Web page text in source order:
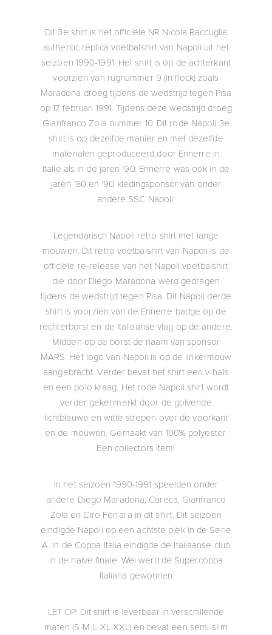
Dit 3e shirt is het officiële NR Nicola Raccuglia
authentic replica voetbalshirt van Napoli uit het
seizoen 1990-1991. Het shirt is op de achterkant
voorzien van rugnummer 9 (in flock) zoals
Maradona droeg tijdens de wedstrijd tegen Pisa
op 17 februari 1991. Tijdens deze wedstrijd droeg
Gianfranco Zola nummer 10. Dit rode Napoli 3e
shirt is op dezelfde manier en met dezelfde
materialen geproduceerd door Ennerre in
Italië als in de jaren '90. Ennerre was ook in de
jaren '80 en '90 kledingsponsor van onder
andere SSC Napoli.
Legendarisch Napoli retro shirt met lange
mouwen. Dit retro voetbalshirt van Napoli is de
officiële re-release van het Napoli voetbalshirt
die door Diego Maradona werd gedragen
tijdens de wedstrijd tegen Pisa. Dit Napoli derde
shirt is voorzien van de Ennerre badge op de
rechterborst en de Italiaanse vlag op de andere.
Midden op de borst de naam van sponsor
MARS. Het logo van Napoli is op de linkermouw
aangebracht. Verder bevat het shirt een v-hals
en een polo kraag. Het rode Napoli shirt wordt
verder gekenmerkt door de golvende
lichtblauwe en witte strepen over de voorkant
en de mouwen. Gemaakt van 100% polyester.
Een collectors item!
In het seizoen 1990-1991 speelden onder
andere Diego Maradona, Careca, Gianfranco
Zola en Ciro Ferrara in dit shirt. Dit seizoen
eindigde Napoli op een achtste plek in de Serie
A. In de Coppa Italia eindigde de Italiaanse club
in de halve finale. Wel werd de Supercoppa
Italiana gewonnen
LET OP: Dit shirt is leverbaar in verschillende
maten (S-M-L-XL-XXL) en bevat een semi-slim